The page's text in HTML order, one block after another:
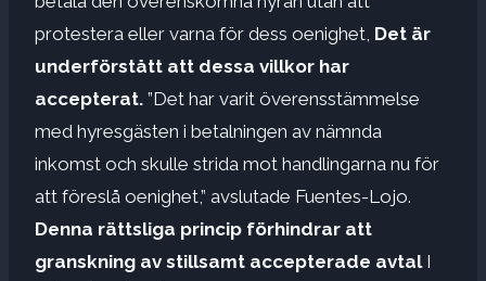
protestera eller varna för dess oenighet, Det är
underförstått att dessa villkor har
accepterat. ”Det har varit överensstämmelse
med hyresgästen i betalningen av nämnda
inkomst och skulle strida mot handlingarna nu för
att föreslå oenighet,” avslutade Fuentes-Lojo.
Denna rättsliga princip förhindrar att
granskning av stillsamt accepterade avtal I